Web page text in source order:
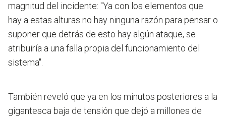
magnitud del incidente: "Ya con los elementos que
hay a estas alturas no hay ninguna razón para pensar o
suponer que detrás de esto hay algún ataque, se
atribuiría a una falla propia del funcionamiento del
sistema".
También reveló que ya en los minutos posteriores a la
gigantesca baja de tensión que dejó a millones de